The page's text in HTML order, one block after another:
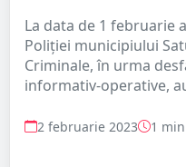
La data de 1 februarie
Poliției municipiului
Criminale, în urma
informativ-operative,
2 februarie 2023 1